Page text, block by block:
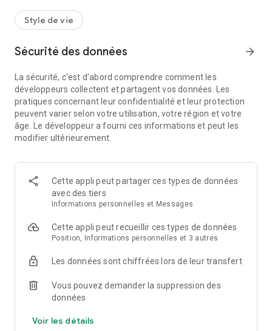
soyez. Réglez la température de l'eau, la chloration,
l'éclairage, la filtration et bien plus encore. Programmez les
temps réel grâce à une interface simple et intuitive.
• Une tranquillité d'esprit garantie : Recevez des notifications
lorsqu'une intervention est nécessaire et profitez de
recommandations personnalisées selon l'état de votre
piscine. Vos équipements connectés restent à jour grâce aux
mises à jour OTA (Over-The-Air), qui apportent les dernières
fonctionnalités et améliorations.
• Tout dans une seule application : Ajoutez et configurez
facilement de nouveaux appareils grâce à un
accompagnement étape par étape. Profitez d'une connexion
sécurisée, conforme au RGPD, et d'une intégration fluide
ÉQUIPEMENTS COMPATIBLES
Pompes à chaleur
Contrôlez la température de l'eau de votre piscine, les modes
de chauffage et les priorités de chauffage.
Compatibles avec :
Style de vie
Sécurité des données arrow_forward
La sécurité, c'est d'abord comprendre comment les
développeurs collectent et partagent vos données. Les
pratiques concernant leur confidentialité et leur protection
peuvent varier selon votre utilisation, votre région et votre
âge. Le développeur a fourni ces informations et peut les
modifier ultérieurement.
Cette appli peut partager ces types de données
avec des tiers
Informations personnelles et Messages
Cette appli peut recueillir ces types de données
Position, Informations personnelles et 3 autres
Les données sont chiffrées lors de leur transfert
Vous pouvez demander la suppression des
données
Voir les détails